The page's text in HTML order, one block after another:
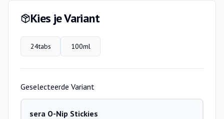
Kies je Variant
24tabs 100ml
Geselecteerde Variant
sera O-Nip Stickies